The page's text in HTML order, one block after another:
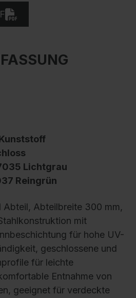
Lichtgrau
Reingrün
Abteil, Abteilbreite 300 mm,
mit
für hohe UV-
geschlossene und
für leichte
Entnahme von
geeignet für verdeckte